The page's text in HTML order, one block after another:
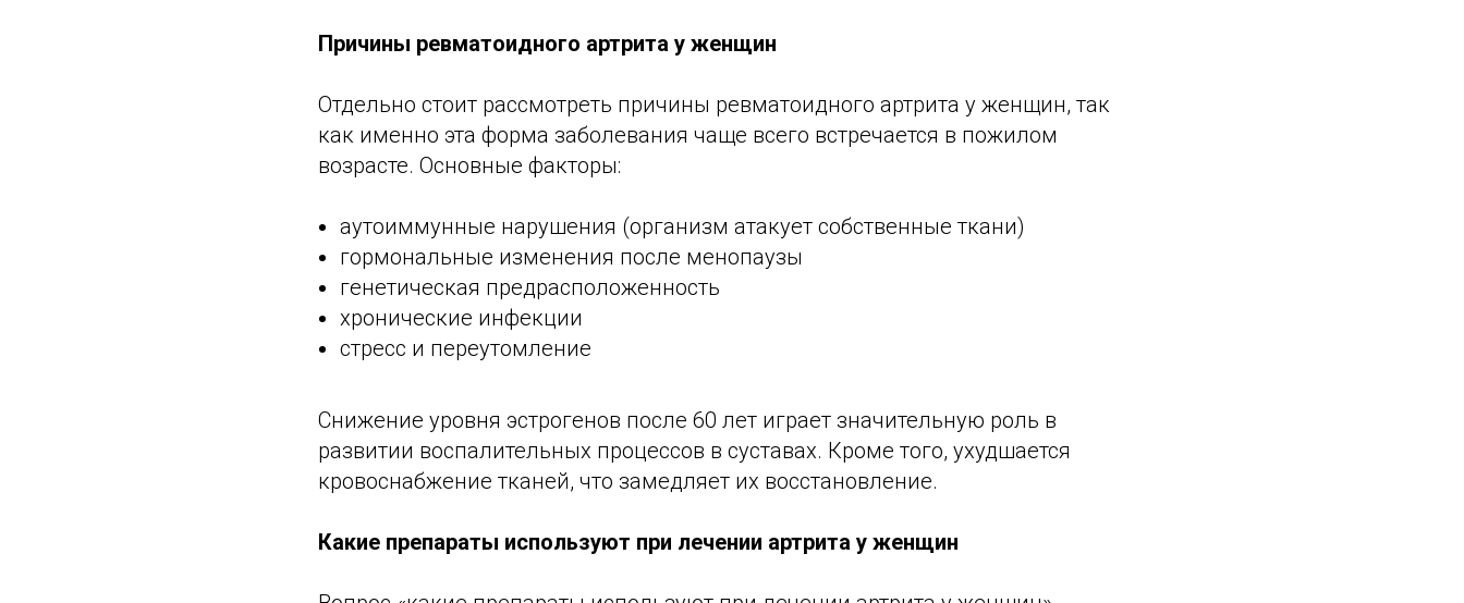
Причины ревматоидного артрита у женщин
Отдельно стоит рассмотреть причины ревматоидного артрита у женщин, так
как именно эта форма заболевания чаще всего встречается в пожилом
возрасте. Основные факторы:
аутоиммунные нарушения (организм атакует собственные ткани)
гормональные изменения после менопаузы
генетическая предрасположенность
хронические инфекции
стресс и переутомление
Снижение уровня эстрогенов после 60 лет играет значительную роль в
развитии воспалительных процессов в суставах. Кроме того, ухудшается
кровоснабжение тканей, что замедляет их восстановление.
Какие препараты используют при лечении артрита у женщин